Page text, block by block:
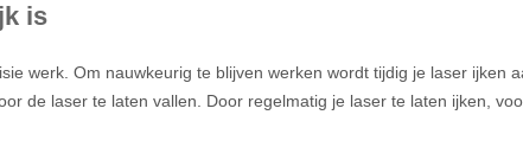
is
werk. Om nauwkeurig te blijven werken wordt tijdig je laser ijken
de laser te laten vallen. Door regelmatig je laser te laten ijken,